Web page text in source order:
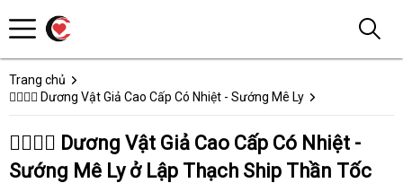
Trang chủ
👩‍❤️‍💋‍👨 Dương Vật Giả Cao Cấp Có Nhiệt - Sướng Mê Ly
👩‍❤️‍💋‍👨 Dương Vật Giả Cao Cấp Có Nhiệt -
Sướng Mê Ly ở Lập Thạch Ship Thần Tốc